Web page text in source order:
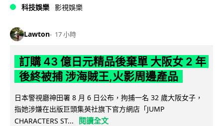
科技娛樂 影視娛樂
Lawton 17 小時
訂購 43 億日元精品後棄單 大阪女 2 年
後終被捕 涉海賊王,火影周邊產品
日本警視廳神田署 8 月 6 日公布，拘捕一名 32 歲大阪女子，
指她涉嫌在出版巨頭集英社旗下官方網店「JUMP
CHARACTERS ST...
閱讀全文